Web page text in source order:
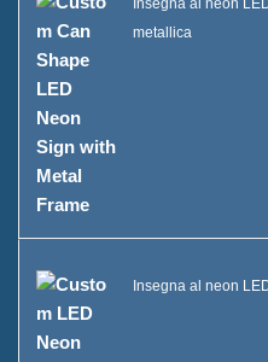
Insegna al neon
metallica
Insegna al neon